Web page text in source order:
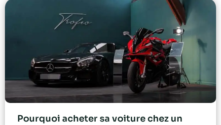
Pourquoi acheter sa voiture chez un